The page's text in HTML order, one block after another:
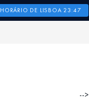
HORÁRIO DE LISBOA 23:47
-->